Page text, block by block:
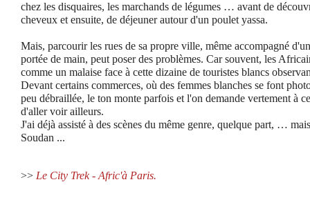
chez les disquaires, les marchands de légumes … avant de
cheveux et ensuite, de déjeuner autour d'un poulet yassa.
Mais, parcourir les rues de sa propre ville, même accompagné
portée de main, peut poser des problèmes. Car souvent, les
comme un malaise face à cette dizaine de touristes blancs
Devant certains commerces, où des femmes blanches se font
peu débraillée, le ton monte parfois et l'on demande vertement à
d'aller voir ailleurs.
J'ai déjà assisté à des scènes du même genre, quelque part, …
Soudan ...
>> Le City Trek - Afric'à Paris.